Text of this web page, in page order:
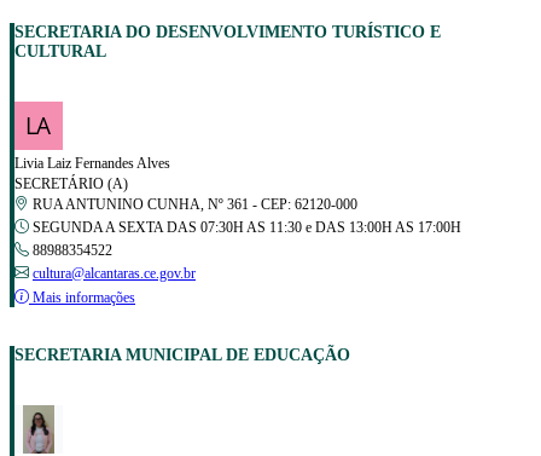
SECRETARIA DO DESENVOLVIMENTO TURÍSTICO E
CULTURAL
Livia Laiz Fernandes Alves
SECRETÁRIO (A)
RUA ANTUNINO CUNHA, Nº 361 - CEP: 62120-000
SEGUNDA A SEXTA DAS 07:30H AS 11:30 e DAS 13:00H AS 17:00H
88988354522
cultura@alcantaras.ce.gov.br
Mais informações
SECRETARIA MUNICIPAL DE EDUCAÇÃO